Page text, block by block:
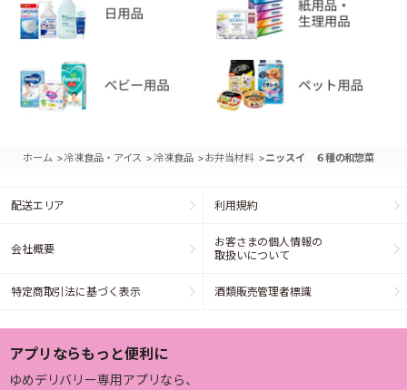
ホーム >冷凍食品・アイス > 冷凍食品 >お弁当材料 >ニッスイ ６種の和惣菜
配送エリア 利用規約
会社概要
お客さまの個人情報の
取扱いについて
特定商取引法に基づく表示 酒類販売管理者標識
アプリならもっと便利に
ゆめデリバリー専用アプリなら、